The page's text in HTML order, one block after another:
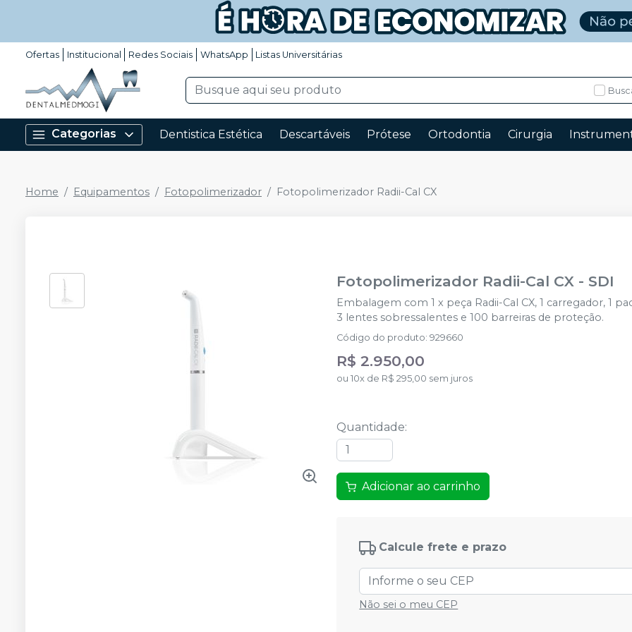
Ofertas Institucional Redes Sociais WhatsApp Listas Universitárias
Categorias Dentistica Estética Descartáveis Prótese Ortodontia Cirurgia
Home Equipamentos Fotopolimerizador Fotopolimerizador Radii-Cal CX
Fotopolimerizador Radii-Cal CX - SDI
Embalagem com 1 x peça Radii-Cal CX, 1 carregador, 1
3 lentes sobressalentes e 100 barreiras de proteção.
Código do produto:929660
R$ 2.950,00
ou 10x de R$ 295,00 sem juros
Quantidade:
Adicionar ao carrinho
Calcule frete e prazo
Não sei o meu CEP